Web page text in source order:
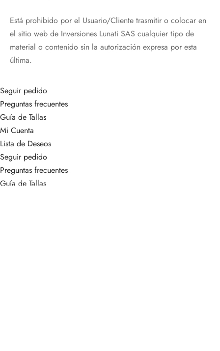
Está prohibido por el Usuario/Cliente trasmitir o colocar en
el sitio web de Inversiones Lunati SAS cualquier tipo de
material o contenido sin la autorización expresa por esta
última.
Seguir pedido
Preguntas frecuentes
Guía de Tallas
Mi Cuenta
Lista de Deseos
Seguir pedido
Preguntas frecuentes
Guía de Tallas